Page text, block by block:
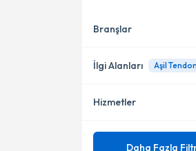
Merkezefendi
Konumuma yakın
Branşlar
Ortopedi ve
İlgi Alanları
Acl (Ön Çapraz Bağ)
Hizmetler
Mezuniyet
Daha Fazla